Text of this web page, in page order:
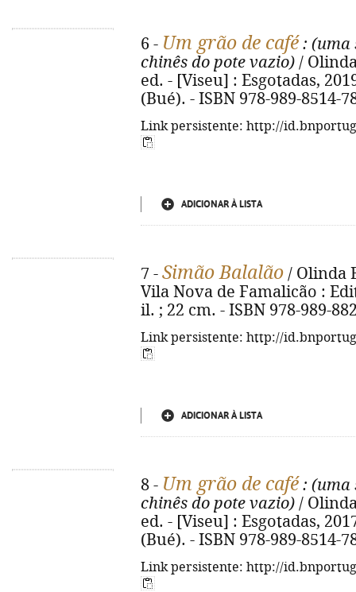
6 - Um grão de café : (uma
chinês do pote vazio) /
ed. - [Viseu] : Esgotadas,
(Bué). - ISBN 978-989-8514-
Link persistente: http://
ADICIONAR À LISTA
7 - Simão Balalão / Olinda
Vila Nova de Famalicão :
il. ; 22 cm. - ISBN 978-989-
Link persistente: http://
ADICIONAR À LISTA
8 - Um grão de café : (uma
chinês do pote vazio) /
ed. - [Viseu] : Esgotadas,
(Bué). - ISBN 978-989-8514-
Link persistente: http://